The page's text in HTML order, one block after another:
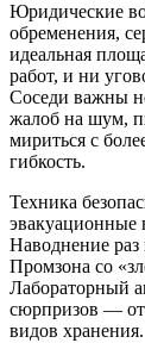
Юридические
обременения,
идеальная
работ, и ни
Соседи важны
жалоб на шум,
мириться с
гибкость.
Техника
эвакуационные
Наводнение раз
Промзона со
Лабораторный
сюрпризов — от
видов хранения.